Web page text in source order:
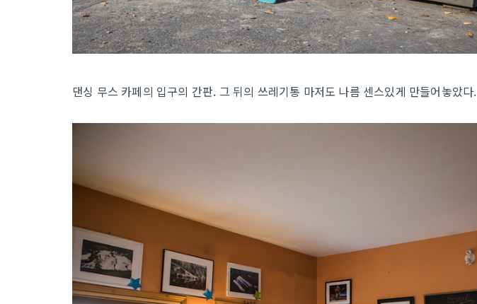
댄싱 무스 카페의 입구의 간판. 그 뒤의 쓰레기통 마저도 나름 센스있게 만들어놓았다.